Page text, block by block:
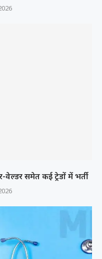
समेत कई ट्रेडों में भर्ती